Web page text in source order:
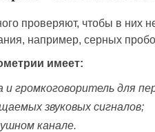
проверяют, чтобы в них
например, серных
имеет:
громкоговоритель для
звуковых сигналов;
канале.